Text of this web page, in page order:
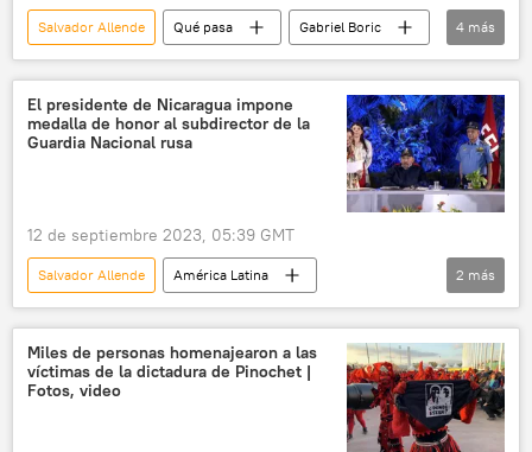
Salvador Allende Qué pasa
Gabriel Boric
Chile
Venezuela
Cuba
Foro de São Paulo
4 más
El presidente de Nicaragua impone
medalla de honor al subdirector de la
Guardia Nacional rusa
12 de septiembre 2023, 05:39 GMT
Salvador Allende
América Latina
Nicaragua
Centroamérica Rusia
2 más
Miles de personas homenajearon a las
víctimas de la dictadura de Pinochet |
Fotos, video